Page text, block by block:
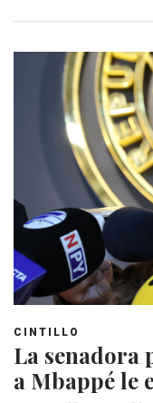
CINTILLO
La senadora
a Mbappé le